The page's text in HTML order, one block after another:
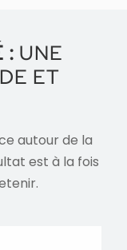
: UNE
ET
autour de la
est à la fois